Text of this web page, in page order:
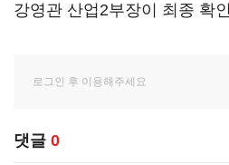
강영관 산업2부장이 최종 확
댓글 0